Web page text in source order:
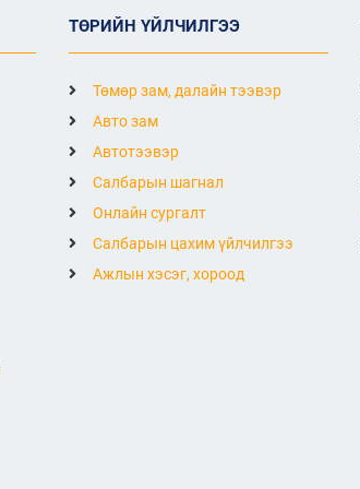
ТӨРИЙН ҮЙЛЧИЛГЭЭ
Төмөр зам, далайн тээвэр
Авто зам
Автотээвэр
Салбарын шагнал
Онлайн сургалт
Салбарын цахим үйлчилгээ
Ажлын хэсэг, хороод